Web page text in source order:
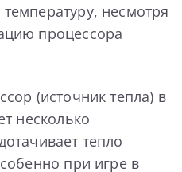
несмотря
процессора
(источник тепла) в
несколько
тепло
при игре в